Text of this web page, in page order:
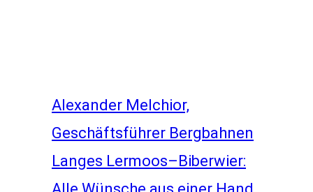
Alexander Melchior,
Geschäftsführer Bergbahnen
Langes Lermoos–Biberwier:
Alle Wünsche aus einer Hand